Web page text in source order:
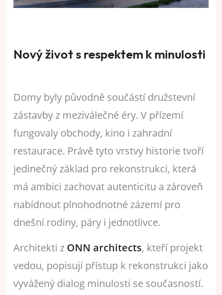
Nový život s respektem k minulosti
Domy byly původně součástí družstevní
zástavby z meziválečné éry. V přízemí
fungovaly obchody, kino i zahradní
restaurace. Právě tyto vrstvy historie tvoří
jedinečný základ pro rekonstrukci, která
má ambici zachovat autenticitu a zároveň
nabídnout plnohodnotné zázemí pro
dnešní rodiny, páry i jednotlivce.
Architekti z ONN architects, kteří projekt
vedou, popisují přístup k rekonstrukci jako
vyvážený dialog minulosti se současností.